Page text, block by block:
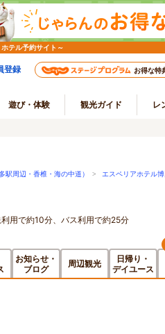
テル予約サイト～
登録 お得な特
遊び・体験 観光ガイド レ
駅周辺・香椎・海の中道） > エスペリアホテル博
用で約10分、バス利用で約25分
お知らせ・
ブログ
周辺観光
日帰り・
デイユース